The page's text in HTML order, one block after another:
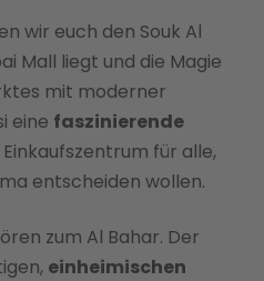
wir euch den Souk Al
Mall liegt und die Magie
mit moderner
eine faszinierende
Einkaufszentrum für alle,
entscheiden wollen.
zum Al Bahar. Der
einheimischen